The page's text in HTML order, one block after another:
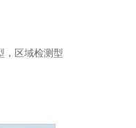
，区域检测型